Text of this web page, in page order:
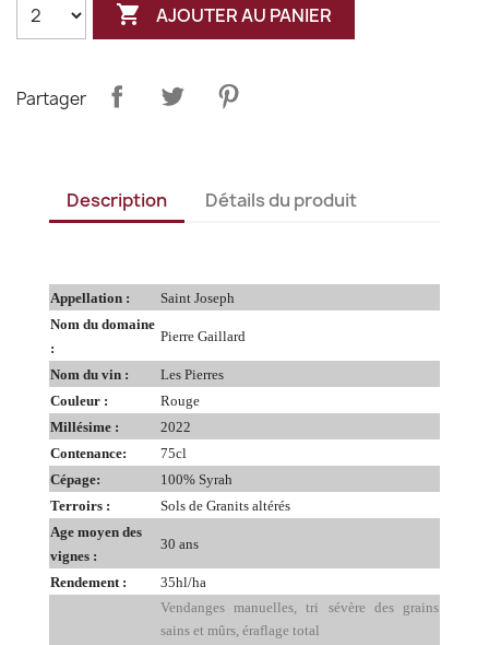
 AJOUTER AU PANIER
Partager
Description Détails du produit
Appellation :
Saint Joseph
Nom du domaine
:
Pierre Gaillard
Nom du vin :
Les Pierres
Couleur :
Rouge
Millésime :
2022
Contenance:
75cl
Cépage:
100% Syrah
Terroirs :
Sols de Granits altérés
Age moyen des
vignes :
30 ans
Rendement : 35hl/ha
Vendanges manuelles, tri sévère des grains
sains et mûrs, éraflage total